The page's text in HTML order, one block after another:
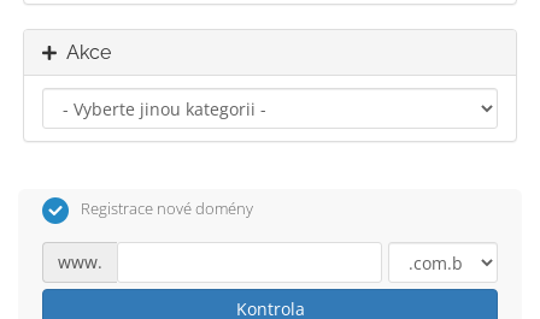
Akce
Registrace nové domény
www.
Kontrola